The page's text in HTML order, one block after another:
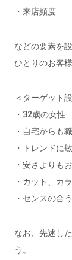
・来店頻度
などの要素を
ひとりのお客
＜ターゲット
・32歳の女性
・自宅からも
・トレンドに
・安さよりも
・カット、カ
・センスの合
なお、先述し
う。